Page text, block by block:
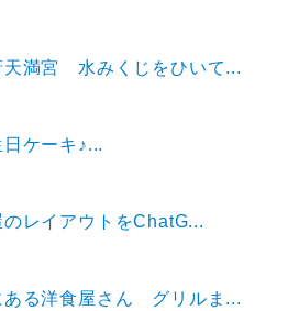
天満宮 水みくじをひいて...
ケーキ♪...
のレイアウトをChatG...
ある洋食屋さん グリルま...